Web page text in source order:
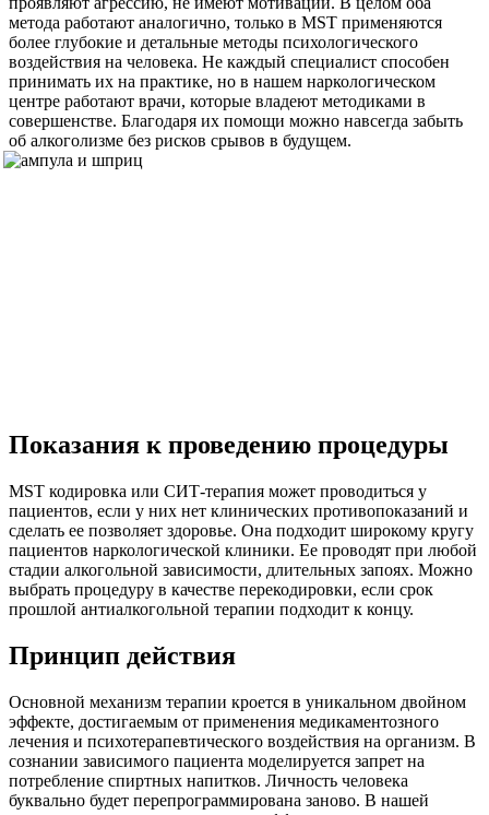
метода работают аналогично, только в MST применяются
более глубокие и детальные методы психологического
воздействия на человека. Не каждый специалист способен
принимать их на практике, но в нашем наркологическом
центре работают врачи, которые владеют методиками в
совершенстве. Благодаря их помощи можно навсегда забыть
об алкоголизме без рисков срывов в будущем.
Показания к проведению процедуры
MST кодировка или СИТ-терапия может проводиться у
пациентов, если у них нет клинических противопоказаний и
сделать ее позволяет здоровье. Она подходит широкому кругу
пациентов наркологической клиники. Ее проводят при любой
стадии алкогольной зависимости, длительных запоях. Можно
выбрать процедуру в качестве перекодировки, если срок
прошлой антиалкогольной терапии подходит к концу.
Принцип действия
Основной механизм терапии кроется в уникальном двойном
эффекте, достигаемым от применения медикаментозного
лечения и психотерапевтического воздействия на организм. В
сознании зависимого пациента моделируется запрет на
потребление спиртных напитков. Личность человека
буквально будет перепрограммирована заново. В нашей